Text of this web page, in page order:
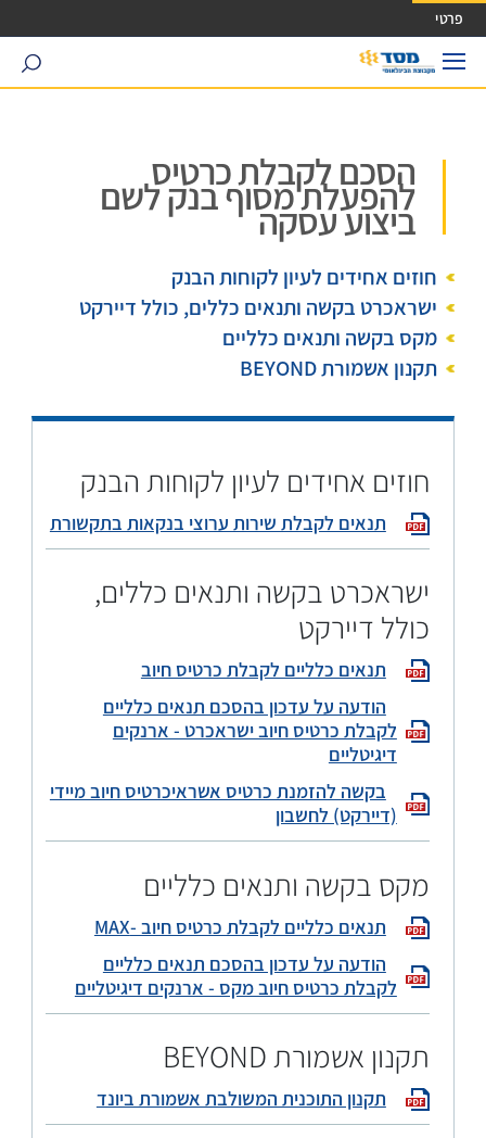
גישה ישירה לכפתור כניסה לחשבונך
פרטי
search
הסכם לקבלת כרטיס
להפעלת מסוף בנק לשם
ביצוע עסקה
חוזים אחידים לעיון לקוחות הבנק
ישראכרט בקשה ותנאים כללים, כולל דיירקט
מקס בקשה ותנאים כלליים
תקנון אשמורת BEYOND
חוזים אחידים לעיון לקוחות הבנק
תנאים לקבלת שירות ערוצי בנקאות בתקשורת
ישראכרט בקשה ותנאים כללים,
כולל דיירקט
תנאים כלליים לקבלת כרטיס חיוב
הודעה על עדכון בהסכם תנאים כלליים
לקבלת כרטיס חיוב ישראכרט - ארנקים
דיגיטליים
בקשה להזמנת כרטיס אשראיכרטיס חיוב מיידי
(דיירקט) לחשבון
מקס בקשה ותנאים כלליים
תנאים כלליים לקבלת כרטיס חיוב -MAX
הודעה על עדכון בהסכם תנאים כלליים
לקבלת כרטיס חיוב מקס - ארנקים דיגיטליים
תקנון אשמורת BEYOND
תקנון התוכנית המשולבת אשמורת ביונד